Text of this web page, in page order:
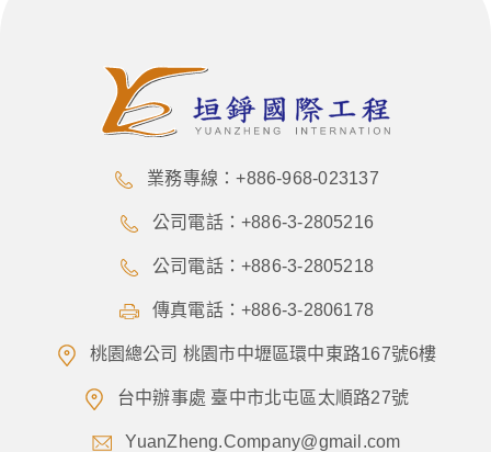
業務專線：+886-968-023137
公司電話：+886-3-2805216
公司電話：+886-3-2805218
傳真電話：+886-3-2806178
桃園總公司 桃園市中壢區環中東路167號6樓
台中辦事處 臺中市北屯區太順路27號
YuanZheng.Company@gmail.com